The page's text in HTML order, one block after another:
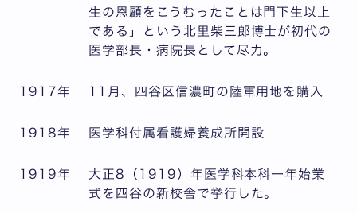
生の恩顧をこうむったことは門下生以上
である」という北里柴三郎博士が初代の
医学部長・病院長として尽力。
1917年 11月、四谷区信濃町の陸軍用地を購入
1918年 医学科付属看護婦養成所開設
1919年
大正8（1919）年医学科本科一年始業
式を四谷の新校舎で挙行した。